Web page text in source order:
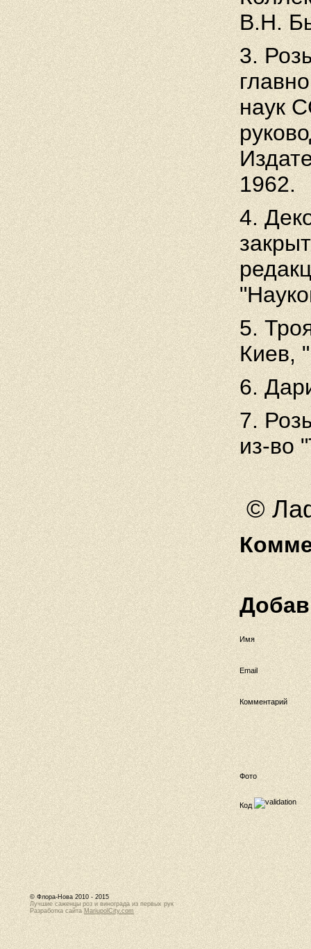
В.Н.
3.
наук
1962.
4.
5.
Киев,
6.
7.
из-во
©
Имя
Email
Комментарий
Фото
Код
© Флора-Нова 2010 - 2015
Лучшие саженцы роз и винограда из первых рук
Разработка сайта MariupolCity.com